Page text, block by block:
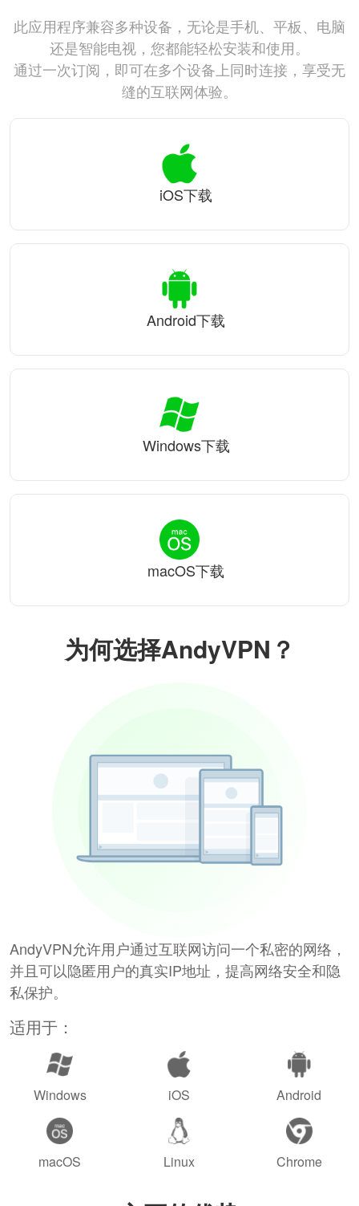
为何选择AndyVPN？
AndyVPN允许用户通过互联网访问一个私密的网络，
并且可以隐匿用户的真实IP地址，提高网络安全和隐
私保护。
适用于：
Windows iOS Android
macOS Linux Chrome
此应用程序兼容多种设备，无论是手机、平板、电脑
还是智能电视，您都能轻松安装和使用。
通过一次订阅，即可在多个设备上同时连接，享受无
缝的互联网体验。
iOS下载
Android下载
Windows下载
macOS下载